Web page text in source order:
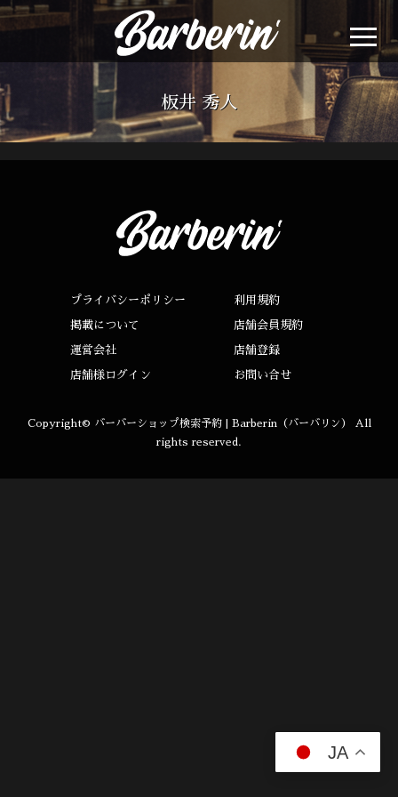
板井 秀人
プライバシーポリシー 利用規約
掲載について 店舗会員規約
運営会社 店舗登録
店舗様ログイン お問い合せ
Copyright© バーバーショップ検索予約 | Barberin（バーバリン）
All
rights reserved.
JA